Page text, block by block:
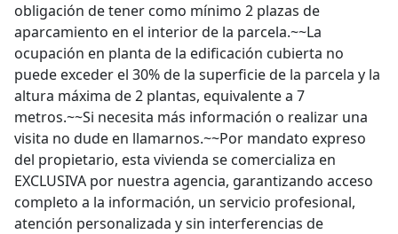
obligación de tener como mínimo 2 plazas de
aparcamiento en el interior de la parcela.~~La
ocupación en planta de la edificación cubierta no
puede exceder el 30% de la superficie de la parcela y la
altura máxima de 2 plantas, equivalente a 7
metros.~~Si necesita más información o realizar una
visita no dude en llamarnos.~~Por mandato expreso
del propietario, esta vivienda se comercializa en
EXCLUSIVA por nuestra agencia, garantizando acceso
completo a la información, un servicio profesional,
atención personalizada y sin interferencias de